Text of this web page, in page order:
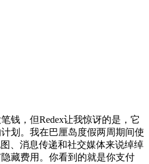
钱，但Redex让我惊讶的是，它
划。我在巴厘岛度假两周期间使
、消息传递和社交媒体来说绰绰
藏费用。你看到的就是你支付